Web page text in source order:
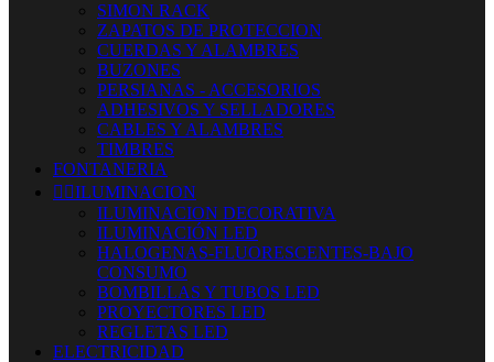
SIMON RACK
ZAPATOS DE PROTECCION
CUERDAS Y ALAMBRES
BUZONES
PERSIANAS - ACCESORIOS
ADHESIVOS Y SELLADORES
CABLES Y ALAMBRES
TIMBRES
FONTANERIA
 ILUMINACION
ILUMINACION DECORATIVA
ILUMINACIÓN LED
HALOGENAS-FLUORESCENTES-BAJO
CONSUMO
BOMBILLAS Y TUBOS LED
PROYECTORES LED
REGLETAS LED
ELECTRICIDAD